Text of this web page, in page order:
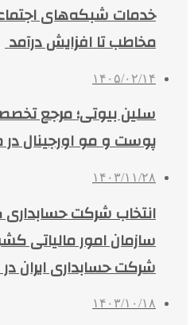
مخاطب تا افزایش درآمد
۱۴۰۵/۰۲/۱۴
سلین بیوتی؛ مرجع
پوست و مو اورجینال
۱۴۰۳/۱۱/۲۸
انتخاب شرکت
سازمان امور مالیاتی
شرکت حسابداری ایران
۱۴۰۳/۱۰/۱۸